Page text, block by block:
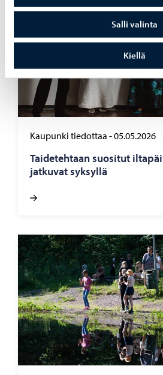
Salli valinta
Kiellä
Kaupunki tiedottaa -05.05.2026
Tai­de­teh­taan suo­si­tut
jat­ku­vat syk­syl­lä